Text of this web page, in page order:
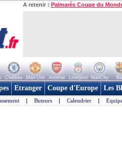
A retenir : Palmarès Coupe du
Chelsea Man Utd Arsenal Liverpool ManCity
Etranger Coupe d'Europe Les
| Buteurs | Calendrier |